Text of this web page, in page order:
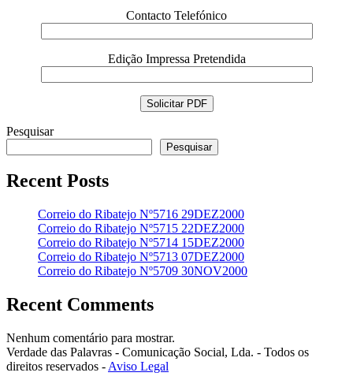
Contacto Telefónico
Edição Impressa Pretendida
Pesquisar
Pesquisar
Recent Posts
Correio do Ribatejo Nº5716 29DEZ2000
Correio do Ribatejo Nº5715 22DEZ2000
Correio do Ribatejo Nº5714 15DEZ2000
Correio do Ribatejo Nº5713 07DEZ2000
Correio do Ribatejo Nº5709 30NOV2000
Recent Comments
Nenhum comentário para mostrar.
Verdade das Palavras - Comunicação Social, Lda. - Todos os
direitos reservados - Aviso Legal